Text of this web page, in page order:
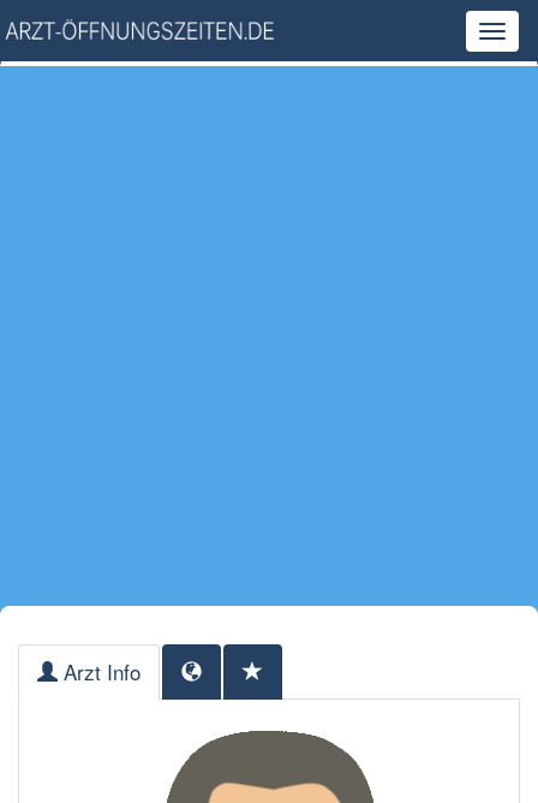
Arzt Info